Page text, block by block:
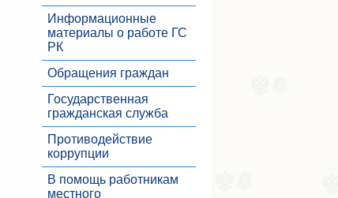
Информационные
материалы о работе ГС
РК
Обращения граждан
Государственная
гражданская служба
Противодействие
коррупции
В помощь работникам
местного